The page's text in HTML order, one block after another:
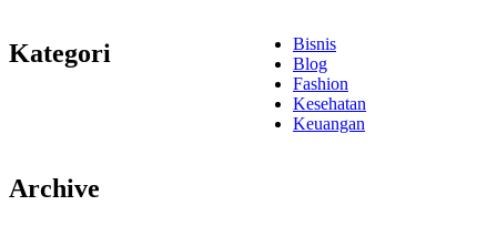
Kategori
Bisnis
Blog
Fashion
Kesehatan
Keuangan
Archive